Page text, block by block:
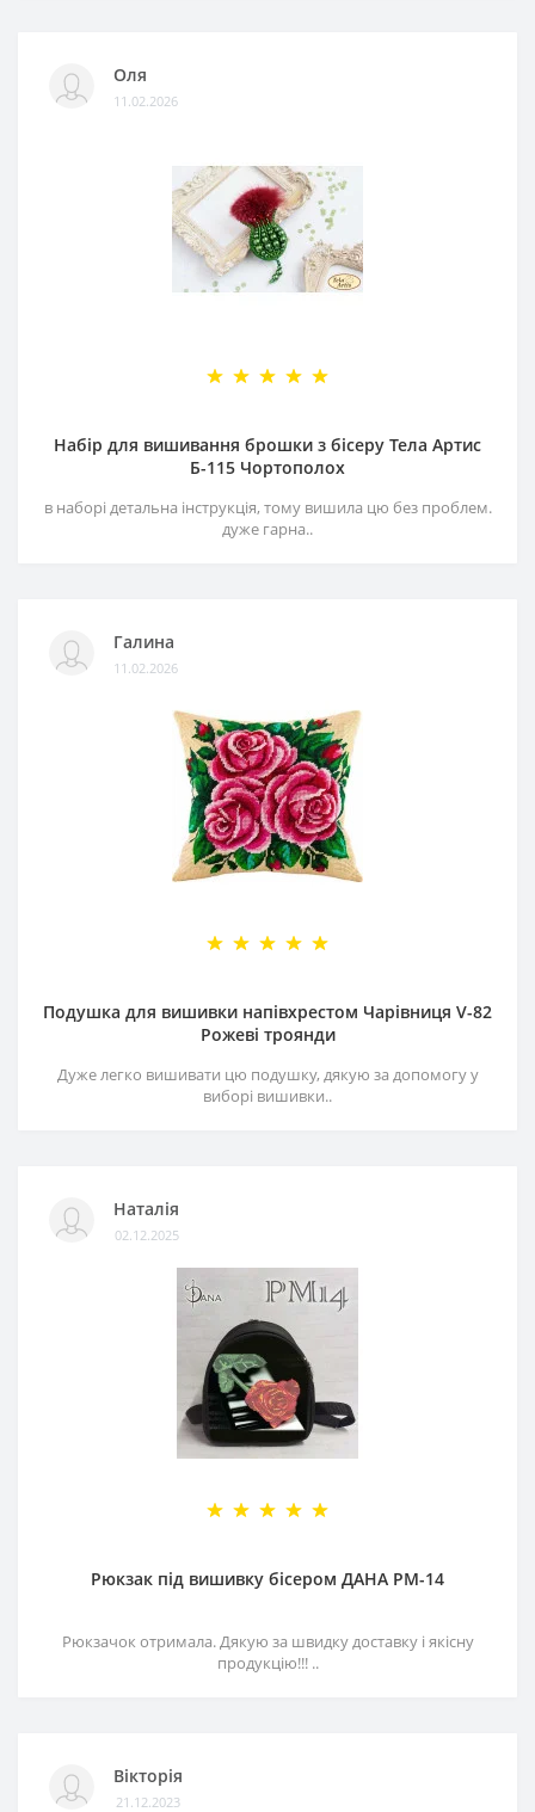
Оля
11.02.2026
Набір для вишивання брошки з бісеру Тела Артис
Б-115 Чортополох
в наборі детальна інструкція, тому вишила цю без проблем.
дуже гарна..
Галина
11.02.2026
Подушка для вишивки напівхрестом Чарівниця V-82
Рожеві троянди
Дуже легко вишивати цю подушку, дякую за допомогу у
виборі вишивки..
Наталія
02.12.2025
Рюкзак під вишивку бісером ДАНА РМ-14
Рюкзачок отримала. Дякую за швидку доставку і якісну
продукцію!!! ..
Вікторія
21.12.2023